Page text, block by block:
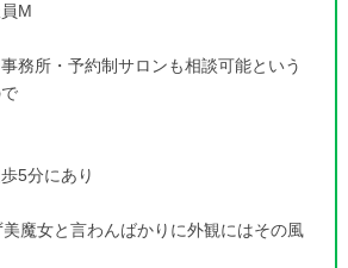
M
務所・予約制サロンも相談可能という
5分にあり
魔女と言わんばかりに外観にはその風